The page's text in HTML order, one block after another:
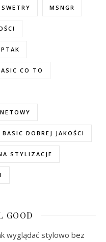
MSNGR
PTAK
CO TO
DOBREJ JAKOŚCI
STYLIZACJE
GOOD
wyglądać stylowo bez